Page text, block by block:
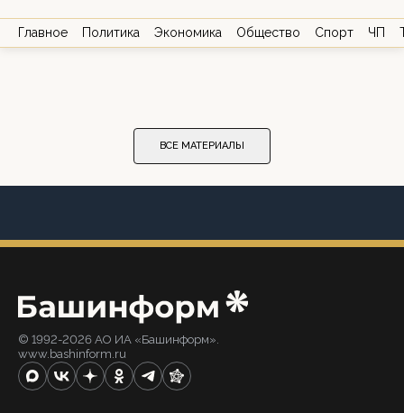
Главное Политика Экономика Общество Спорт ЧП
ВСЕ МАТЕРИАЛЫ
© 1992-2026 АО ИА «Башинформ».
www.bashinform.ru